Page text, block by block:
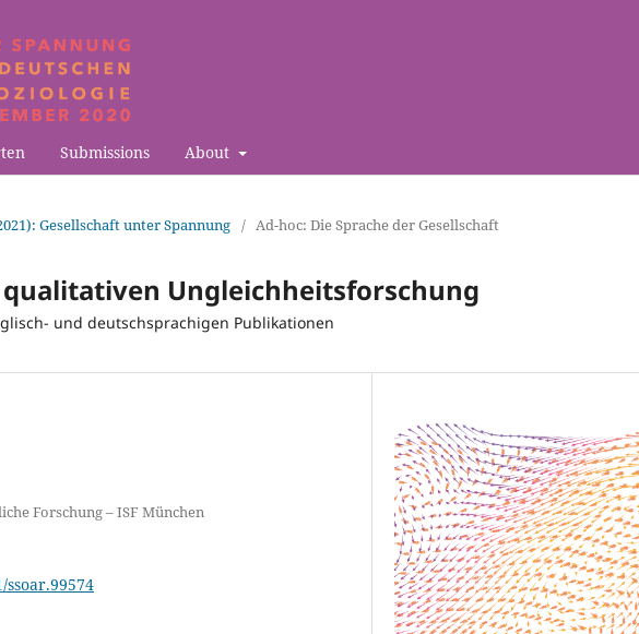
Submissions About
Gesellschaft unter Spannung / Ad-hoc: Die Sprache der Gesellschaft
qualitativen Ungleichheitsforschung
und deutschsprachigen Publikationen
Forschung – ISF München